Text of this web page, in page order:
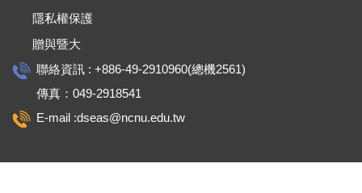
隱私權保護
贈與暨大
聯絡資訊 : +886-49-2910960(總機2561)
傳真：049-2918541
E-mail :dseas@ncnu.edu.tw